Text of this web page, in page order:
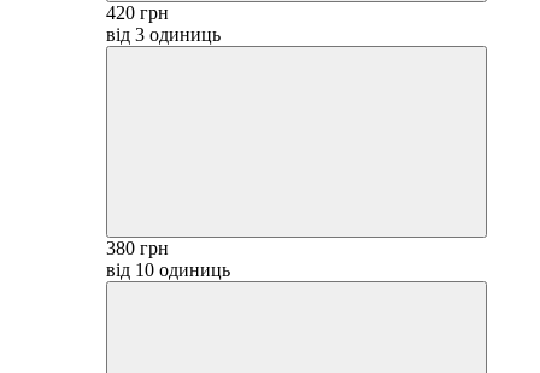
420 грн
від 3 одиниць
380 грн
від 10 одиниць